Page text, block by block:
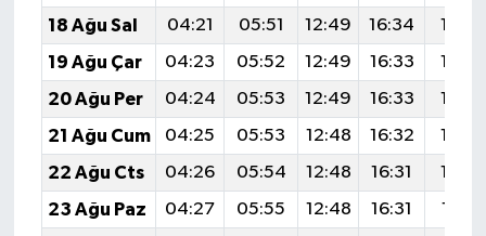
18 Ağu Sal
04:21 05:51 12:49 16:34
19:37
19 Ağu Çar
04:23 05:52 12:49 16:33
19:36
20 Ağu Per
04:24 05:53 12:49 16:33
19:35
21 Ağu Cum
04:25 05:53 12:48 16:32
19:33
22 Ağu Cts
04:26 05:54 12:48 16:31
19:32
23 Ağu Paz
04:27 05:55 12:48 16:31
19:31